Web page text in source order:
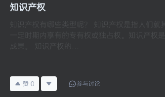
知识产权
知识产权有哪些类型呢？ 知识产权是指人们
一定时期内享有的专有权或独占权。知识产
成果。 知识产权的…
赞 0 参与讨论